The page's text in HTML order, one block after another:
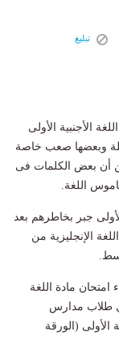
تبليغ
الأجنبية الأولى
وبعضها صعب خاصة
أن بعض الكلمات فى
اللغة.
جبر بخاطرهم بعد
الإنجليزية من
أداء امتحان مادة اللغة
طلاب مدارس
الأولى (الورقة